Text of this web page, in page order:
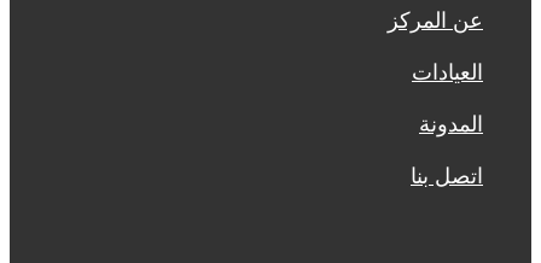
عن المركز
العيادات
المدونة
اتصل بنا